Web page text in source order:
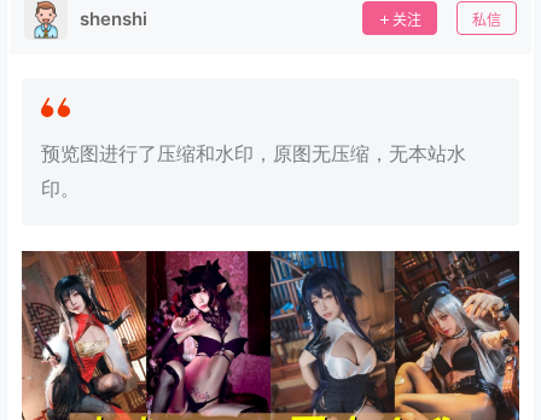
shenshi 关注 私信
预览图进行了压缩和水印，原图无压缩，无本站水
印。